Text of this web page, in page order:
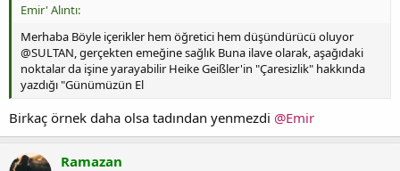
Emir' Alıntı:
Merhaba Böyle içerikler hem öğretici hem düşündürücü oluyor
@SULTAN, gerçekten emeğine sağlık Buna ilave olarak, aşağıdaki
noktalar da işine yarayabilir Heike Geißler'in "Çaresizlik" hakkında
yazdığı "Günümüzün El
Birkaç örnek daha olsa tadından yenmezdi @Emir
Ramazan